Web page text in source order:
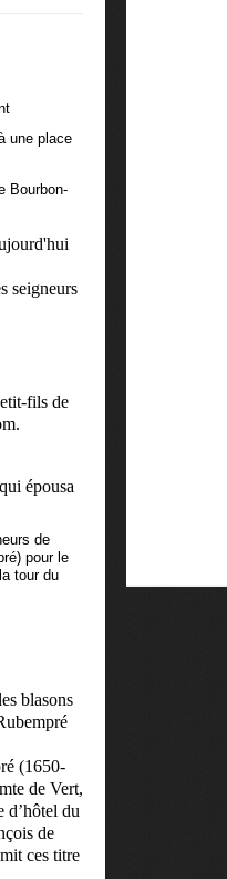
une place
Bourbon-
seigneurs
fils de
épousa
de
pour le
tour du
blasons
(1650-
de Vert,
d’hôtel du
de
ces titre